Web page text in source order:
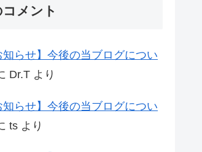
メント
知らせ】今後の当ブログについ
Dr.T より
知らせ】今後の当ブログについ
ts より